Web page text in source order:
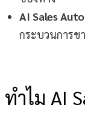
AI Sales
กระบวนการข
ทำไม AI